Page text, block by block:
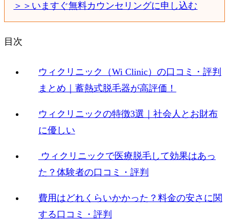
＞＞いますぐ無料カウンセリングに申し込む
目次
ウィクリニック（Wi Clinic）の口コミ・評判
まとめ｜蓄熱式脱毛器が高評価！
ウィクリニックの特徴3選｜社会人とお財布
に優しい
ウィクリニックで医療脱毛して効果はあっ
た？体験者の口コミ・評判
費用はどれくらいかかった？料金の安さに関
する口コミ・評判